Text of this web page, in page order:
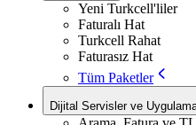
Yeni Turkcell'liler
Faturalı Hat
Turkcell Rahat
Faturasız Hat
Tüm Paketler
Dijital Servisler ve